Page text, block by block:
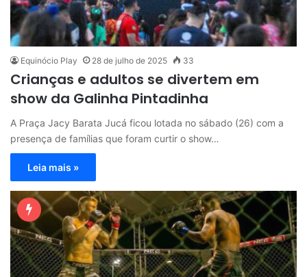
Equinócio Play 28 de julho de 2025 33
Crianças e adultos se divertem em
show da Galinha Pintadinha
A Praça Jacy Barata Jucá ficou lotada no sábado (26) com a
presença de famílias que foram curtir o show…
Leia mais »